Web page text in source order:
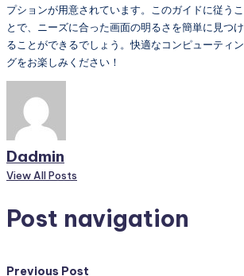
プションが用意されています。このガイドに従うこ
とで、ニーズに合った画面の明るさを簡単に見つけ
ることができるでしょう。快適なコンピューティン
グをお楽しみください！
Dadmin
View All Posts
Post navigation
Previous Post